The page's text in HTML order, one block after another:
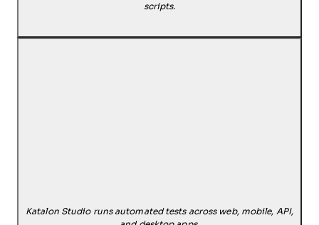
scripts.
Katalon Studio runs automated tests across web, mobile, API,